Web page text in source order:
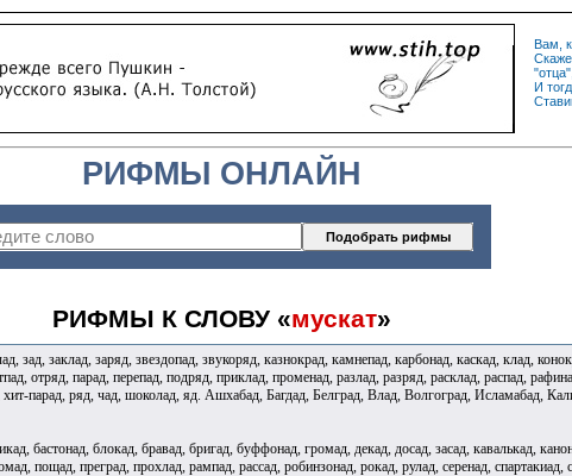
Вам,
"отца",
И
РИФМЫ ОНЛАЙН
РИФМЫ К СЛОВУ «мускат»
зад, заклад, заряд, звездопад, звукоряд, казнокрад, камнепад, карбонад, каскад, клад,
отряд, парад, перепад, подряд, приклад, променад, разлад, разряд, расклад, распад,
парад, ряд, чад, шоколад, яд. Ашхабад, Багдад, Белград, Влад, Волгоград, Исламабад,
бастонад, блокад, бравад, бригад, буффонад, громад, декад, досад, засад, кавалькад,
пощад, преград, прохлад, рампад, рассад, робинзонад, рокад, рулад, серенад, спартакиад,